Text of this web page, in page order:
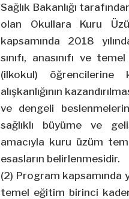
Sağlık Bakanlığı
olan Okullara Kuru
kapsamında 2018
sınıfı, anasınıfı ve
(ilkokul)
alışkanlığının
ve dengeli
sağlıklı büyüme ve
amacıyla kuru üzüm
esasların belirlenmesidir.
(2) Program kapsamında
temel eğitim birinci